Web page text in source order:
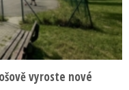
vyroste nové